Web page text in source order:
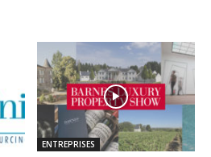
ENTREPRISES